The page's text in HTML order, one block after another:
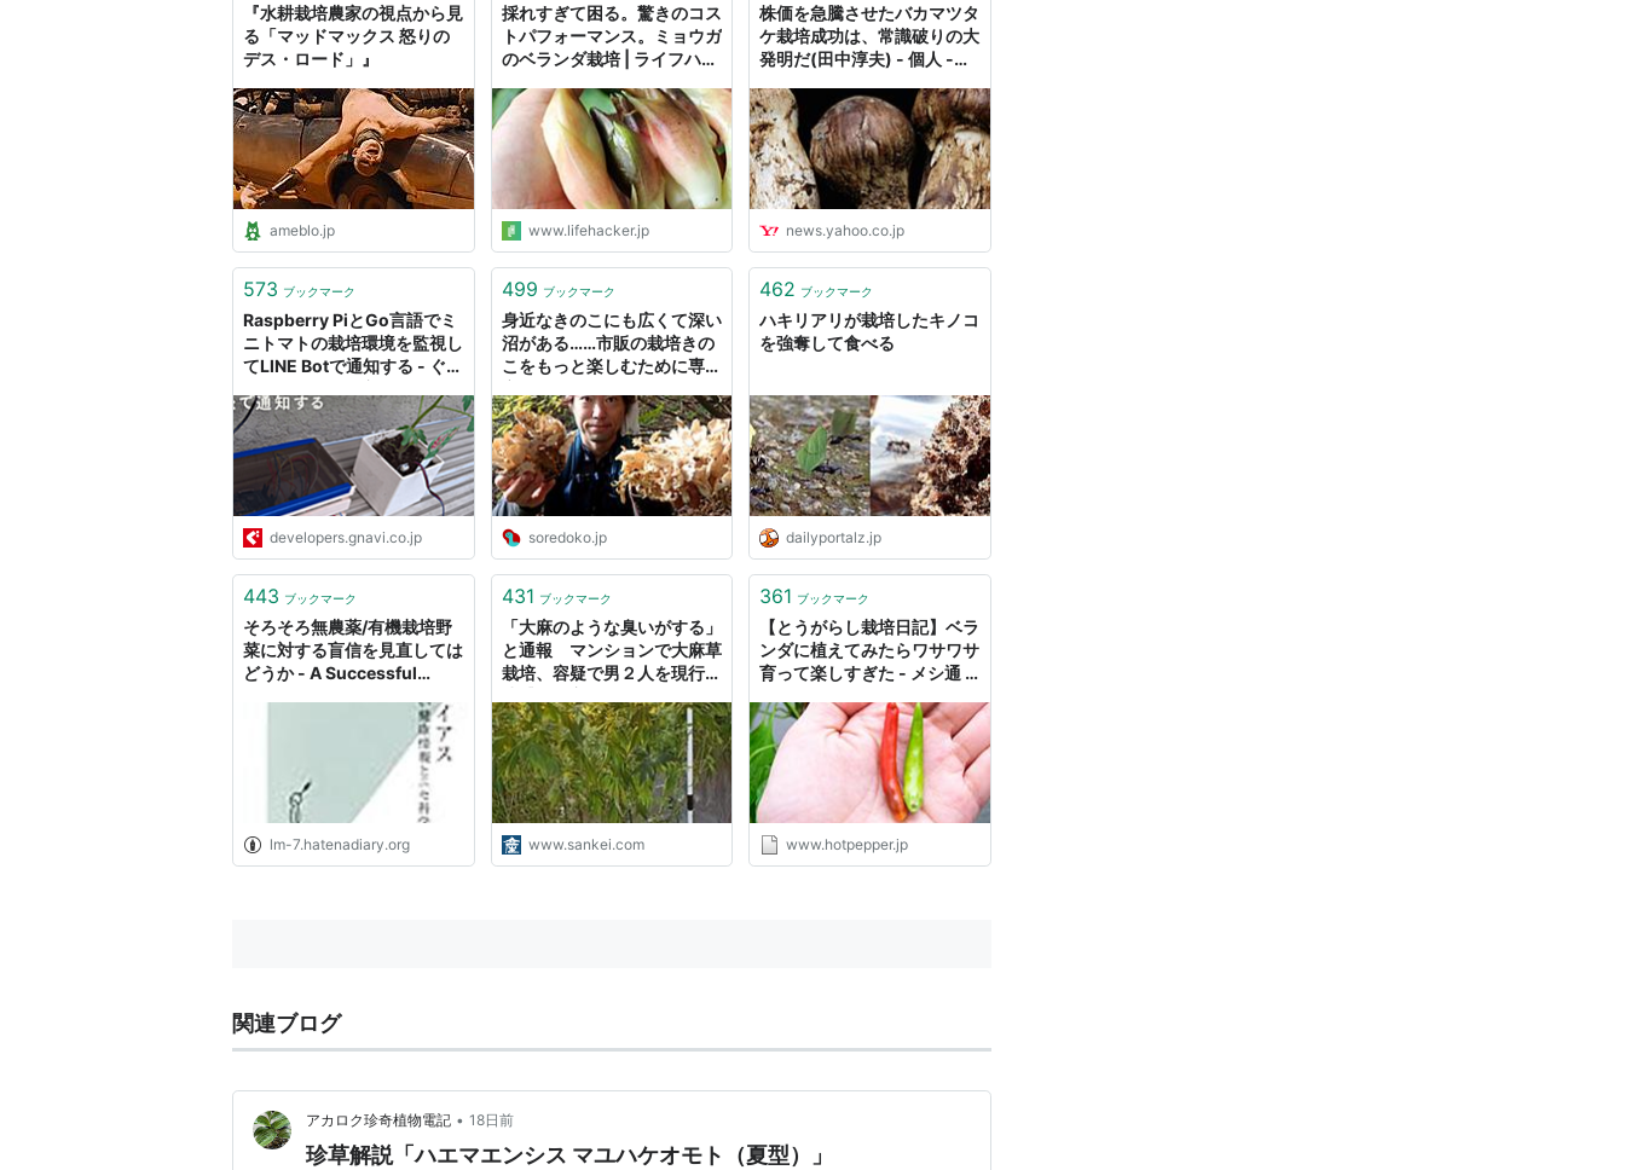
『水耕栽培農家の視点から見
る「マッドマックス 怒りの
デス・ロード」』
ameblo.jp
採れすぎて困る。驚きのコス
トパフォーマンス。ミョウガ
のベランダ栽培 | ライフハッ
www.lifehacker.jp
株価を急騰させたバカマツタ
ケ栽培成功は、常識破りの大
発明だ(田中淳夫) - 個人 -
news.yahoo.co.jp
573 ブックマーク
Raspberry PiとGo言語でミ
ニトマトの栽培環境を監視し
てLINE Botで通知する - ぐる
ジニアブログ
developers.gnavi.co.jp
499 ブックマーク
身近なきのこにも広くて深い
沼がある……市販の栽培きの
こをもっと楽しむために専門
レドコ - ソレドコ
soredoko.jp
462 ブックマーク
ハキリアリが栽培したキノコ
を強奪して食べる
dailyportalz.jp
443 ブックマーク
そろそろ無農薬/有機栽培野
菜に対する盲信を見直しては
どうか - A Successful
lm-7.hatenadiary.org
431 ブックマーク
「大麻のような臭いがする」
と通報 マンションで大麻草
栽培、容疑で男２人を現行犯
ジ）
www.sankei.com
361 ブックマーク
【とうがらし栽培日記】ベラ
ンダに植えてみたらワサワサ
育って楽しすぎた - メシ通 |
www.hotpepper.jp
関連ブログ
アカロク珍奇植物電記 • 18日前
珍草解説「ハエマエンシス マユハケオモト（夏型）」